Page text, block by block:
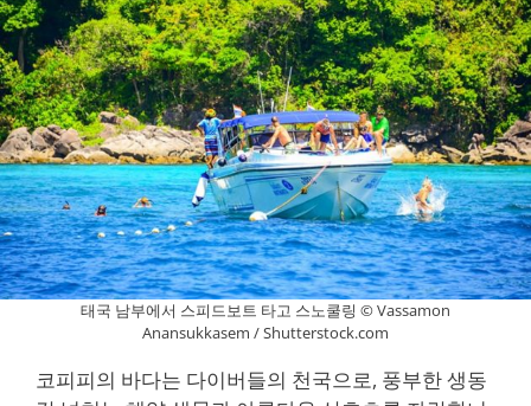
태국 남부에서 스피드보트 타고 스노쿨링 © Vassamon
Anansukkasem / Shutterstock.com
코피피의 바다는 다이버들의 천국으로, 풍부한 생동